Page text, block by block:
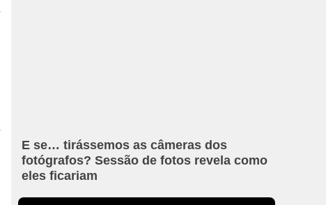
E se… tirássemos as câmeras dos
fotógrafos? Sessão de fotos revela como
eles ficariam